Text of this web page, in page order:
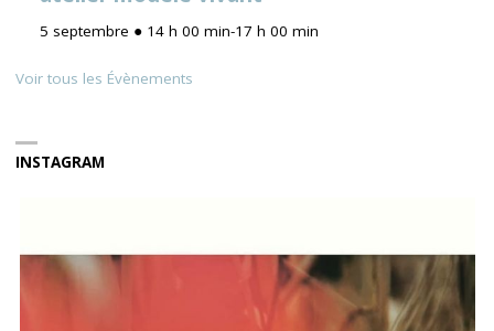
5 septembre ● 14 h 00 min-17 h 00 min
Voir tous les Évènements
INSTAGRAM